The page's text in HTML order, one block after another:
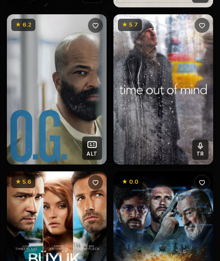
★ 6.2
ALT
★ 5.7
TR
★ 5.6 ★ 0.0